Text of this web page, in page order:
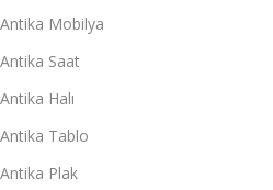
Antika Mobilya
Antika Saat
Antika Halı
Antika Tablo
Antika Plak